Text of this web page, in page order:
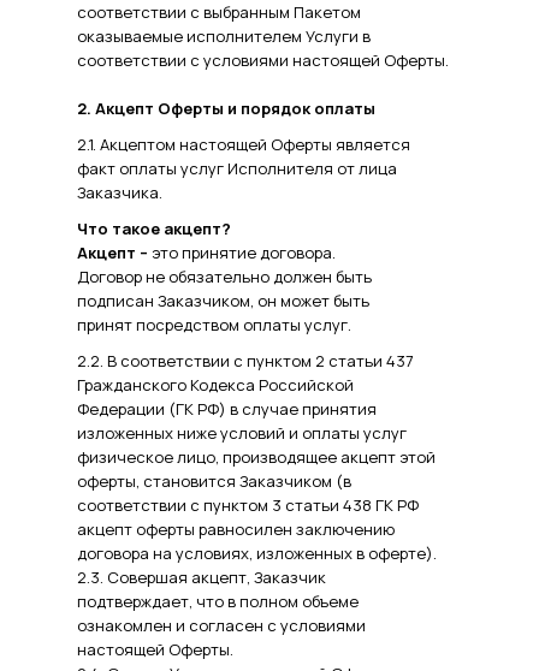
2.1. Акцептом настоящей Оферты является
факт оплаты услуг Исполнителя от лица
Заказчика.
Что такое акцепт?
Акцепт – это принятие договора.
Договор не обязательно должен быть
подписан Заказчиком, он может быть
принят посредством оплаты услуг.
соответствии с выбранным Пакетом
оказываемые исполнителем Услуги в
соответствии с условиями настоящей Оферты.
2. Акцепт Оферты и порядок оплаты
2.2. В соответствии с пунктом 2 статьи 437
Гражданского Кодекса Российской
Федерации (ГК РФ) в случае принятия
изложенных ниже условий и оплаты услуг
физическое лицо, производящее акцепт этой
оферты, становится Заказчиком (в
соответствии с пунктом 3 статьи 438 ГК РФ
акцепт оферты равносилен заключению
договора на условиях, изложенных в оферте).
2.3. Совершая акцепт, Заказчик
подтверждает, что в полном объеме
ознакомлен и согласен с условиями
настоящей Оферты.